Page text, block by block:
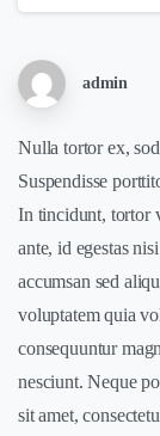
admin
Nulla tortor ex,
Suspendisse
In tincidunt, tortor
ante, id egestas
accumsan sed
voluptatem quia
consequuntur
nesciunt. Neque
sit amet,